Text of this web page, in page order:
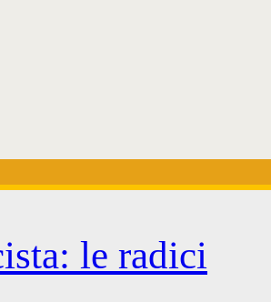
le radici